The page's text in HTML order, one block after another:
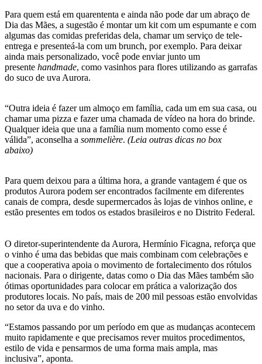
Para quem está em quarententa e ainda não pode dar um abraço de
Dia das Mães, a sugestão é montar um kit com um espumante e com
algumas das comidas preferidas dela, chamar um serviço de tele-
entrega e presenteá-la com um brunch, por exemplo. Para deixar
ainda mais personalizado, você pode enviar junto um
presente handmade, como vasinhos para flores utilizando as garrafas
do suco de uva Aurora.
“Outra ideia é fazer um almoço em família, cada um em sua casa, ou
chamar uma pizza e fazer uma chamada de vídeo na hora do brinde.
Qualquer ideia que una a família num momento como esse é
válida”, aconselha a sommelière. (Leia outras dicas no box
abaixo)
Para quem deixou para a última hora, a grande vantagem é que os
produtos Aurora podem ser encontrados facilmente em diferentes
canais de compra, desde supermercados às lojas de vinhos online, e
estão presentes em todos os estados brasileiros e no Distrito Federal.
O diretor-superintendente da Aurora, Hermínio Ficagna, reforça que
o vinho é uma das bebidas que mais combinam com celebrações e
que a cooperativa apoia o movimento de fortalecimento dos rótulos
nacionais. Para o dirigente, datas como o Dia das Mães também são
ótimas oportunidades para colocar em prática a valorização dos
produtores locais. No país, mais de 200 mil pessoas estão envolvidas
no setor da uva e do vinho.
“Estamos passando por um período em que as mudanças acontecem
muito rapidamente e que precisamos rever muitos procedimentos,
estilo de vida e pensarmos de uma forma mais ampla, mas
inclusiva”, aponta.